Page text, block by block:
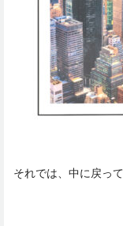
それでは、中に戻っ